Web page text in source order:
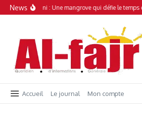
Aller au contenu
News
Simamboini : Une mangrove qui défie le temps
Accueil Le journal Mon compte